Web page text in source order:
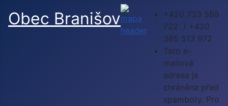
Obec Branišov
+420 733 568
722 / +420
385 513 972
Tato e-
mailová
adresa je
chráněna před
spamboty. Pro